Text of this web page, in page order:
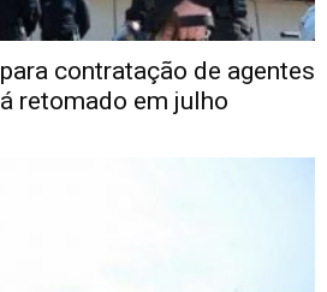
contratação de agentes
retomado em julho